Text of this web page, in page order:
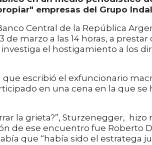
empresas del Grupo
Central de la República
marzo a las 14 horas, a prestar
el hostigamiento a los
escribió el exfuncionario
en una cena en la que se
la grieta?”, Sturzenegger, hizo
de ese encuentro fue Roberto
que “había sido el estratega